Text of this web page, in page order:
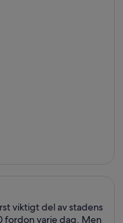
viktigt del av stadens
fordon varje dag. Men